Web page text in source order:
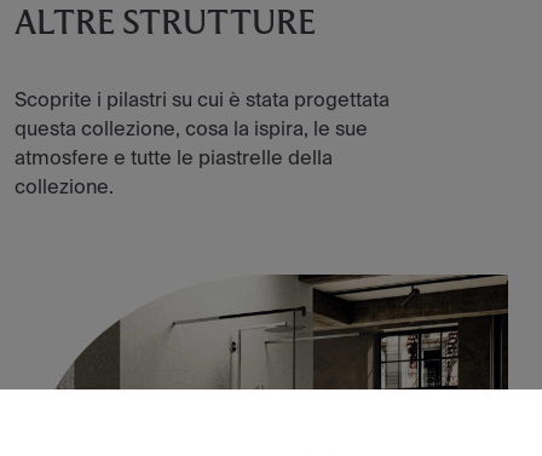
ALTRE STRUTTURE
Scoprite i pilastri su cui è stata progettata
questa collezione, cosa la ispira, le sue
atmosfere e tutte le piastrelle della
collezione.